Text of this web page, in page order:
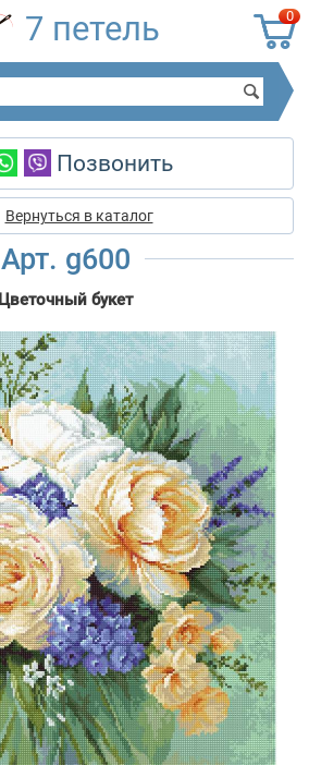
0
7 петель
Позвонить
Вернуться в каталог
Арт. g600
Цветочный букет